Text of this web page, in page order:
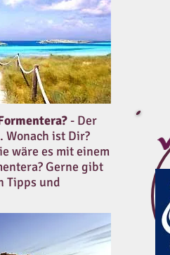
- Der
Wonach ist Dir?
wäre es mit einem
Gerne gibt
Tipps und